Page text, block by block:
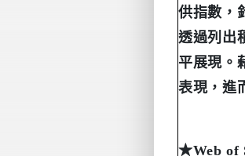
供指數，
透過列出
平展現。
表現，進
★Web of